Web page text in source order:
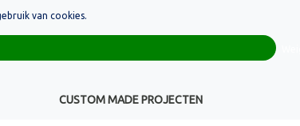
+32(0)16 43 54 19
CUSTOM MADE PROJECTEN
van cookies.